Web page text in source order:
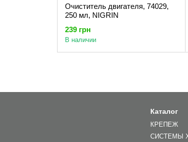
Очиститель двигателя, 74029,
250 мл, NIGRIN
239 грн
В наличии
Каталог
КРЕПЕЖ
СИСТЕМЫ